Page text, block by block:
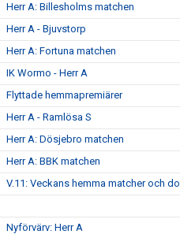
Herr A: Billesholms matchen
Herr A - Bjuvstorp
Herr A: Fortuna matchen
IK Wormo - Herr A
Flyttade hemmapremiärer
Herr A - Ramlösa S
Herr A: Dösjebro matchen
Herr A: BBK matchen
V.11: Veckans hemma matcher och
Nyförvärv: Herr A